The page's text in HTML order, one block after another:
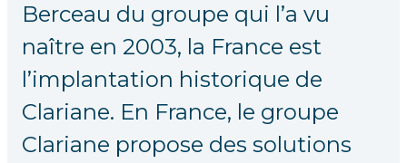
Berceau du groupe qui l’a vu
naître en 2003, la France est
l’implantation historique de
Clariane. En France, le groupe
Clariane propose des solutions